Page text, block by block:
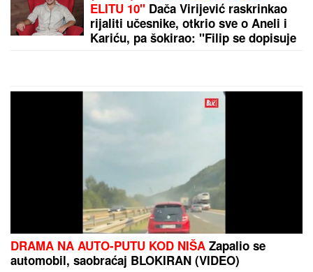
"ZBOG DOKTORKE SAM IZGUBILA POSAO"
Poznata Srpkinja se uništila estetskim zahvatima,
pa vratila prirodan izgled: Sada isplivala stara fotka
PREPORUKA ZA VAS
RAZBIJENA ŠOFERKA, STAKLO I ISEČENA RUKA